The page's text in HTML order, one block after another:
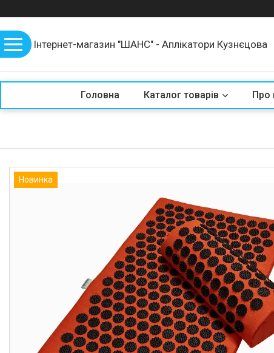
Інтернет-магазин "ШАНС" - Аплікатори Кузнєцова
Головна Каталог товарів Про
Новинка